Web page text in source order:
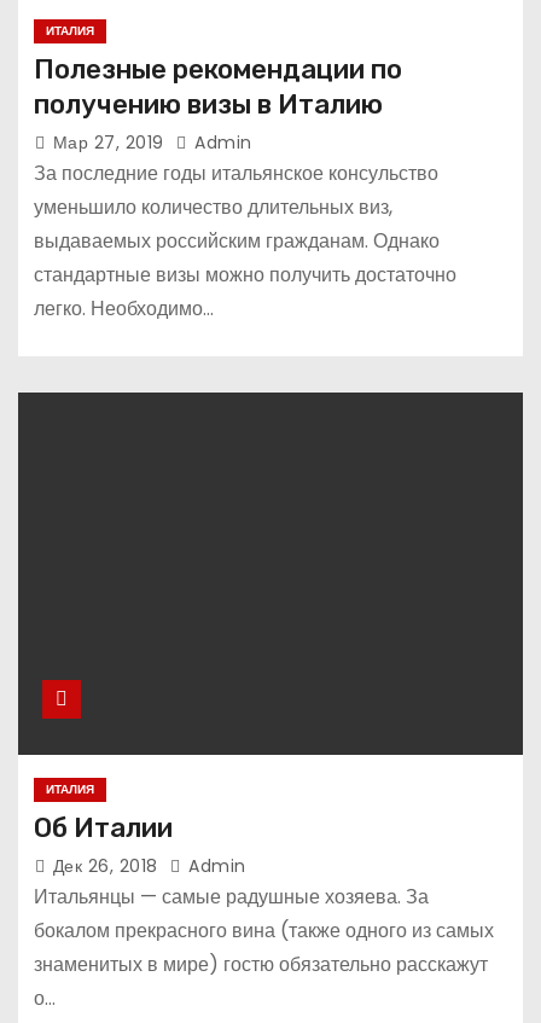
ИТАЛИЯ
Полезные рекомендации по
получению визы в Италию
Мар 27, 2019 Admin
За последние годы итальянское консульство
уменьшило количество длительных виз,
выдаваемых российским гражданам. Однако
стандартные визы можно получить достаточно
легко. Необходимо…
ИТАЛИЯ
Об Италии
Дек 26, 2018 Admin
Итальянцы — самые радушные хозяева. За
бокалом прекрасного вина (также одного из самых
знаменитых в мире) гостю обязательно расскажут
о…